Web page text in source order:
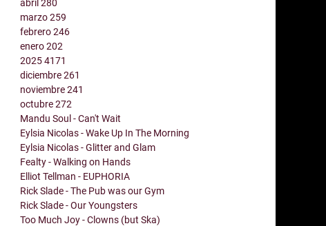
abril280
marzo259
febrero246
enero202
20254171
diciembre261
noviembre241
octubre272
Mandu Soul - Can't Wait
Eylsia Nicolas - Wake Up In The Morning
Eylsia Nicolas - Glitter and Glam
Fealty - Walking on Hands
Elliot Tellman - EUPHORIA
Rick Slade - The Pub was our Gym
Rick Slade - Our Youngsters
Too Much Joy - Clowns (but Ska)